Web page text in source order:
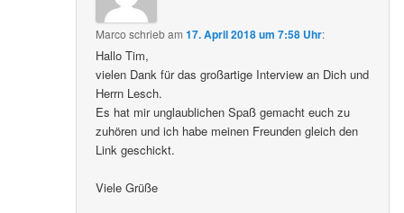
Marco schriebam17. April 2018 um 7:58 Uhr:
Hallo Tim,
vielen Dank für das großartige Interview an Dich und
Herrn Lesch.
Es hat mir unglaublichen Spaß gemacht euch zu
zuhören und ich habe meinen Freunden gleich den
Link geschickt.
Viele Grüße